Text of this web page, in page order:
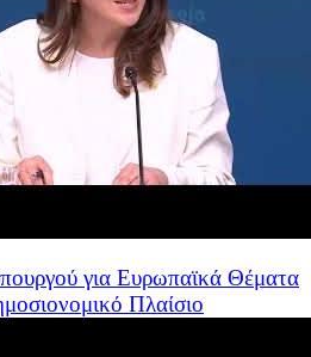
για Ευρωπαϊκά Θέματα
Πλαίσιο